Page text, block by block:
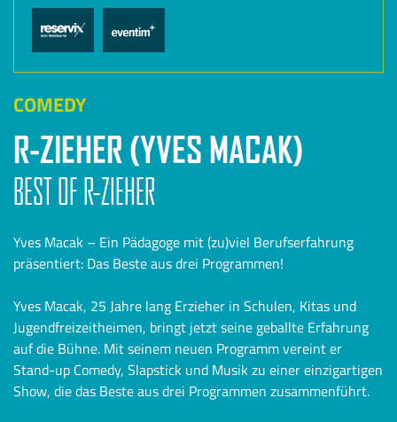
COMEDY
R-ZIEHER (YVES MACAK)
BEST OF R-ZIEHER
Yves Macak – Ein Pädagoge mit (zu)viel Berufserfahrung
präsentiert: Das Beste aus drei Programmen!
Yves Macak, 25 Jahre lang Erzieher in Schulen, Kitas und
Jugendfreizeitheimen, bringt jetzt seine geballte Erfahrung
auf die Bühne. Mit seinem neuen Programm vereint er
Stand-up Comedy, Slapstick und Musik zu einer einzigartigen
Show, die das Beste aus drei Programmen zusammenführt.